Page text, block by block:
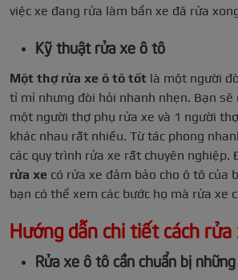
việc xe đang rửa làm bẩn xe đã rửa
Kỹ thuật rửa xe ô tô
Một thợ rửa xe ô tô tốt là một người
tỉ mỉ nhưng đòi hỏi nhanh nhẹn. Bạn sẽ
một người thợ phụ rửa xe và 1 người
khác nhau rất nhiều. Từ tác phong
các quy trình rửa xe rất chuyên nghiệp.
rửa xe có rửa xe đảm bảo cho ô tô của
bạn có thể xem các bước họ mà rửa xe
Hướng dẫn chi tiết cách
Rửa xe ô tô cần chuẩn bị